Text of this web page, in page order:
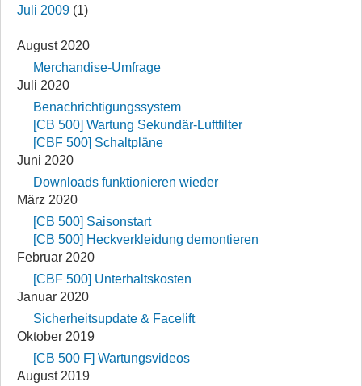
Juli 2009 (1)
August 2020
Merchandise-Umfrage
Juli 2020
Benachrichtigungssystem
[CB 500] Wartung Sekundär-Luftfilter
[CBF 500] Schaltpläne
Juni 2020
Downloads funktionieren wieder
März 2020
[CB 500] Saisonstart
[CB 500] Heckverkleidung demontieren
Februar 2020
[CBF 500] Unterhaltskosten
Januar 2020
Sicherheitsupdate & Facelift
Oktober 2019
[CB 500 F] Wartungsvideos
August 2019